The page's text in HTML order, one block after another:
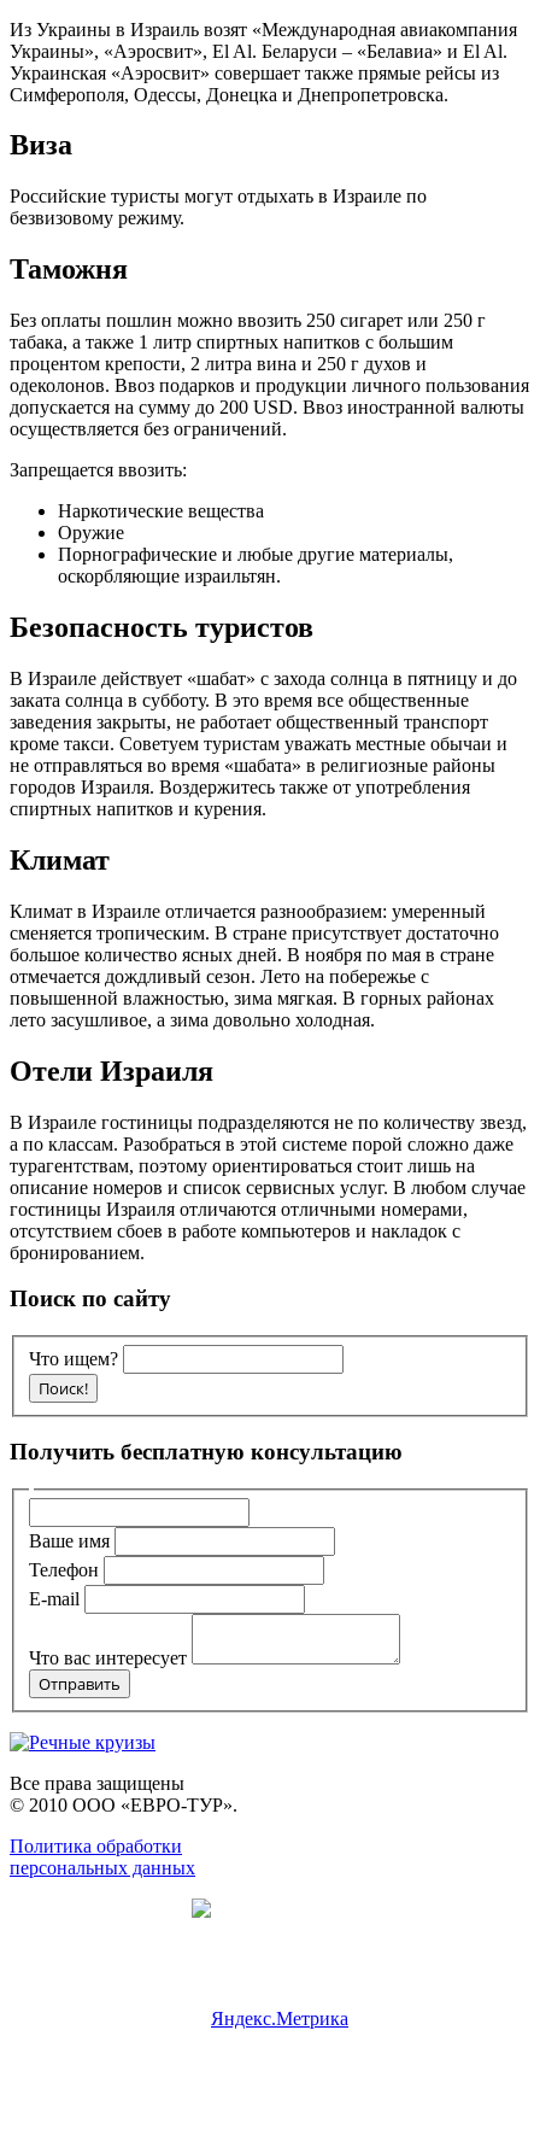
Из Украины в Израиль возят «Международная авиакомпания
Украины», «Аэросвит», El Al. Беларуси – «Белавиа» и El Al.
Украинская «Аэросвит» совершает также прямые рейсы из
Симферополя, Одессы, Донецка и Днепропетровска.
Виза
Российские туристы могут отдыхать в Израиле по
безвизовому режиму.
Таможня
Без оплаты пошлин можно ввозить 250 сигарет или 250 г
табака, а также 1 литр спиртных напитков с большим
процентом крепости, 2 литра вина и 250 г духов и
одеколонов. Ввоз подарков и продукции личного пользования
допускается на сумму до 200 USD. Ввоз иностранной валюты
осуществляется без ограничений.
Запрещается ввозить:
Наркотические вещества
Оружие
Порнографические и любые другие материалы,
оскорбляющие израильтян.
Безопасность туристов
В Израиле действует «шабат» с захода солнца в пятницу и до
заката солнца в субботу. В это время все общественные
заведения закрыты, не работает общественный транспорт
кроме такси. Советуем туристам уважать местные обычаи и
не отправляться во время «шабата» в религиозные районы
городов Израиля. Воздержитесь также от употребления
спиртных напитков и курения.
Климат
Климат в Израиле отличается разнообразием: умеренный
сменяется тропическим. В стране присутствует достаточно
большое количество ясных дней. В ноября по мая в стране
отмечается дождливый сезон. Лето на побережье с
повышенной влажностью, зима мягкая. В горных районах
лето засушливое, а зима довольно холодная.
Отели Израиля
В Израиле гостиницы подразделяются не по количеству звезд,
а по классам. Разобраться в этой системе порой сложно даже
турагентствам, поэтому ориентироваться стоит лишь на
описание номеров и список сервисных услуг. В любом случае
гостиницы Израиля отличаются отличными номерами,
отсутствием сбоев в работе компьютеров и накладок с
бронированием.
Поиск по сайту
Что ищем?
Получить бесплатную консультацию
Ваше имя
Телефон
E-mail
Что вас интересует
Все права защищены
© 2010 ООО «ЕВРО-ТУР».
Политика обработки
персональных данных